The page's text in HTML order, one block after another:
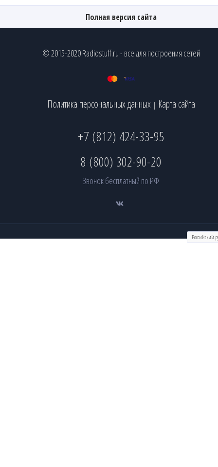
Полная версия сайта
© 2015-2020 Radiostuff.ru - все для построения сетей
Политика персональных данных | Карта сайта
+7 (812) 424-33-95
8 (800) 302-90-20
Звонок бесплатный по РФ